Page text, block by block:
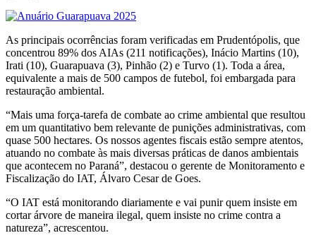
As principais ocorrências foram verificadas em Prudentópolis, que
concentrou 89% dos AIAs (211 notificações), Inácio Martins (10),
Irati (10), Guarapuava (3), Pinhão (2) e Turvo (1). Toda a área,
equivalente a mais de 500 campos de futebol, foi embargada para
restauração ambiental.
“Mais uma força-tarefa de combate ao crime ambiental que resultou
em um quantitativo bem relevante de punições administrativas, com
quase 500 hectares. Os nossos agentes fiscais estão sempre atentos,
atuando no combate às mais diversas práticas de danos ambientais
que acontecem no Paraná”, destacou o gerente de Monitoramento e
Fiscalização do IAT, Álvaro Cesar de Goes.
“O IAT está monitorando diariamente e vai punir quem insiste em
cortar árvore de maneira ilegal, quem insiste no crime contra a
natureza”, acrescentou.